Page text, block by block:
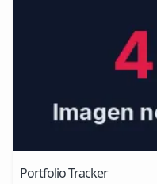
Portfolio Tracker